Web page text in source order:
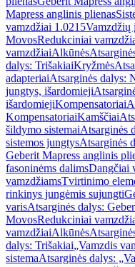
Mapress anglinis plienas
vamzdžiai 1.0215Vamzdžių
MovosRedukciniai
vamzdžiaiAlkūnės
dalys: TrišakiaiKryžmės
adapteriaiAtsarginės dalys:
jungtys, išardomieji
išardomiejiKompensatoriai
KompensatoriaiKamščiai
šildymo sistemaiAtsarginės
sistemos jungtysAtsarginės
Geberit Mapress anglinis
fasoninėms dalimsDangčiai
vamzdžiamsTvirtinimo
rinkinys jungėmis sujungti
varisAtsarginės dalys:
MovosRedukciniai
vamzdžiaiAlkūnės
dalys: Trišakiai„Vamzdis
sistemaAtsarginės dalys: